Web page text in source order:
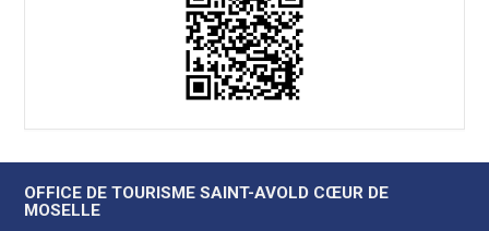
OFFICE DE TOURISME SAINT-AVOLD CŒUR DE
MOSELLE